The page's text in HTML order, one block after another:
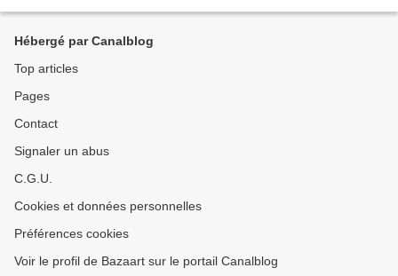
Hébergé par Canalblog
Top articles
Pages
Contact
Signaler un abus
C.G.U.
Cookies et données personnelles
Préférences cookies
Voir le profil de Bazaart sur le portail Canalblog